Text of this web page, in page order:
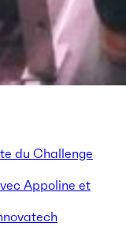
du Challenge
Appoline et